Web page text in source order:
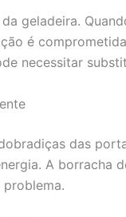
geladeira.
é
necessitar
das
A borracha
problema.